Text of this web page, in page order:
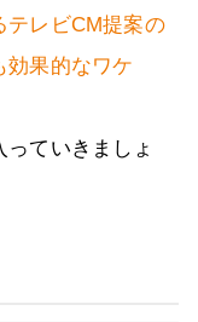
テレビCM提案の
効果的なワケ
ていきましょ